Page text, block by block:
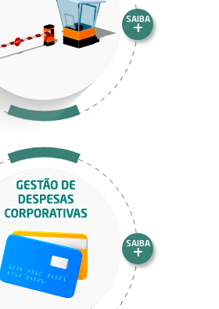
SAIBA
+
SAIBA
+